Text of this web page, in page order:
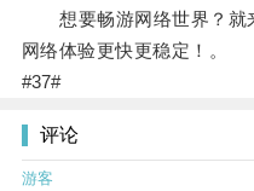
想要畅游网络世界？就
网络体验更快更稳定！。
#37#
评论
游客